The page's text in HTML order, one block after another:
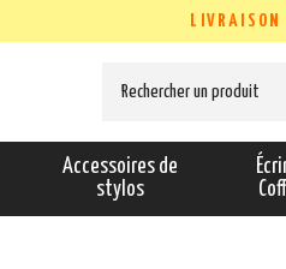
LIVRAISON
Accessoires de
stylos